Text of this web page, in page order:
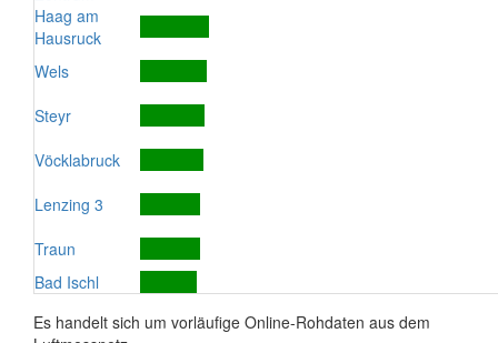
Haag am
Hausruck
Wels
Steyr
Vöcklabruck
Lenzing 3
Traun
Bad Ischl
Es handelt sich um vorläufige Online-Rohdaten aus dem